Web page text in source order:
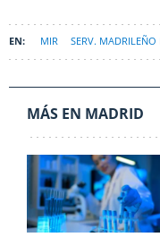
MIR SERV. MADRILEÑO
MÁS EN MADRID